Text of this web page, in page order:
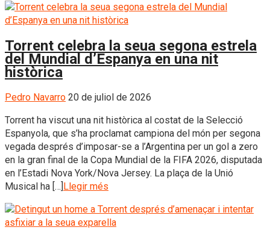
Torrent celebra la seua segona estrela
del Mundial d’Espanya en una nit
històrica
Pedro Navarro 20 de juliol de 2026
Torrent ha viscut una nit històrica al costat de la Selecció
Espanyola, que s’ha proclamat campiona del món per segona
vegada després d’imposar-se a l’Argentina per un gol a zero
en la gran final de la Copa Mundial de la FIFA 2026, disputada
en l’Estadi Nova York/Nova Jersey. La plaça de la Unió
Musical ha […]Llegir més